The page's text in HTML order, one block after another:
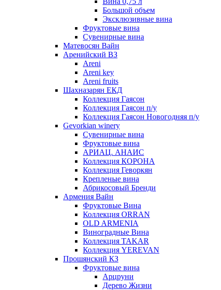
Большой объем
Эксклюзивные вина
Фруктовые вина
Cувенирные вина
Матевосян Вайн
Аренийский ВЗ
Areni
Areni key
Areni fruits
Шахназарян ЕКД
Коллекция Гаясон
Коллекция Гаясон п/у
Коллекция Гаясон Новогодняя п/у
Gevorkian winery
Сувенирные вина
Фруктовые вина
АРИАЦ. АНАИС
Коллекция КОРОНА
Коллекция Геворкян
Крепленые вина
Абрикосовый Бренди
Армения Вайн
Фруктовые Вина
Коллекция ORRAN
OLD ARMENIA
Виноградные Вина
Коллекция TAKAR
Коллекция YEREVAN
Прошянский КЗ
Фруктовые вина
Арцруни
Дерево Жизни